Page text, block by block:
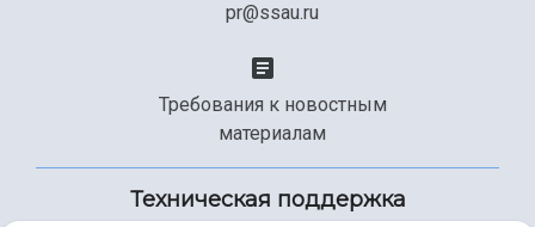
pr@ssau.ru
Требования к новостным
материалам
Техническая поддержка